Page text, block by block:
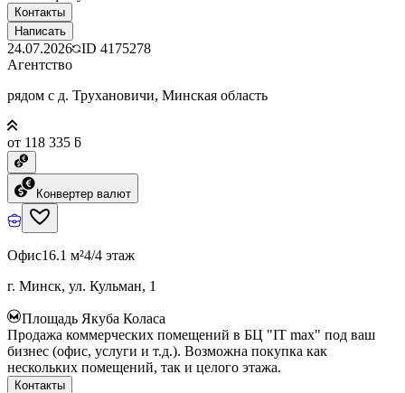
Контакты
Написать
24.07.2026 ID 4175278
Агентство
рядом с д. Трухановичи, Минская область
от 118 335 ƃ
Конвертер валют
Офис16.1 м²4/4 этаж
г. Минск, ул. Кульман, 1
Площадь Якуба Коласа
Продажа коммерческих помещений в БЦ "IT max" под ваш
бизнес (офис, услуги и т.д.). Возможна покупка как
нескольких помещений, так и целого этажа.
Контакты